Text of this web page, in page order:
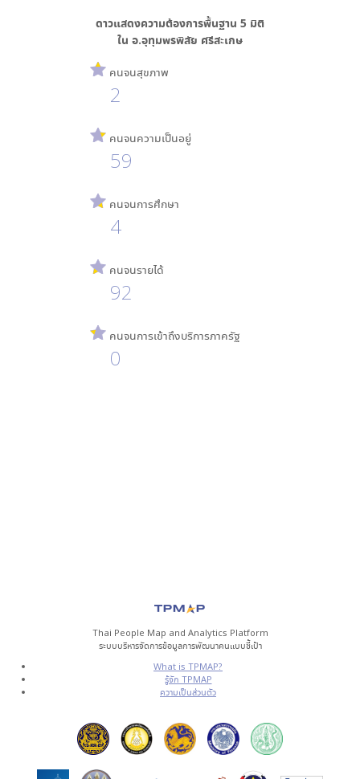
ดาวแสดงความต้องการพื้นฐาน 5 มิติ
ใน อ.อุทุมพรพิสัย ศรีสะเกษ
คนจนสุขภาพ
2
คนจนความเป็นอยู่
59
คนจนการศึกษา
4
คนจนรายได้
92
คนจนการเข้าถึงบริการภาครัฐ
0
Thai People Map and Analytics Platform
ระบบบริหารจัดการข้อมูลการพัฒนาคนแบบชี้เป้า
What is TPMAP?
รู้จัก TPMAP
ความเป็นส่วนตัว